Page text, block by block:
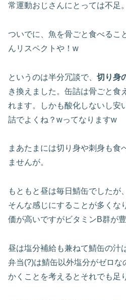
常運動おじさんにとっては不足
ついでに、魚を骨ごと食べるこ
んリスペクトや！w
というのは半分冗談で、 切り身
き換えました。缶詰は骨ごと食
れます。しかも酸化しないし安
詰でよくね？wってなりますw
まあたまには切り身や刺身も食
ませんが。
もともと昼は毎日鯖缶でしたが
そんな感じにすることが多くな
価が高いですがビタミンB群が
昼は塩分補給も兼ねて鯖缶の汁
弁当(?)は鯖缶以外塩分がゼロ
かくことを考えるとそれでも足